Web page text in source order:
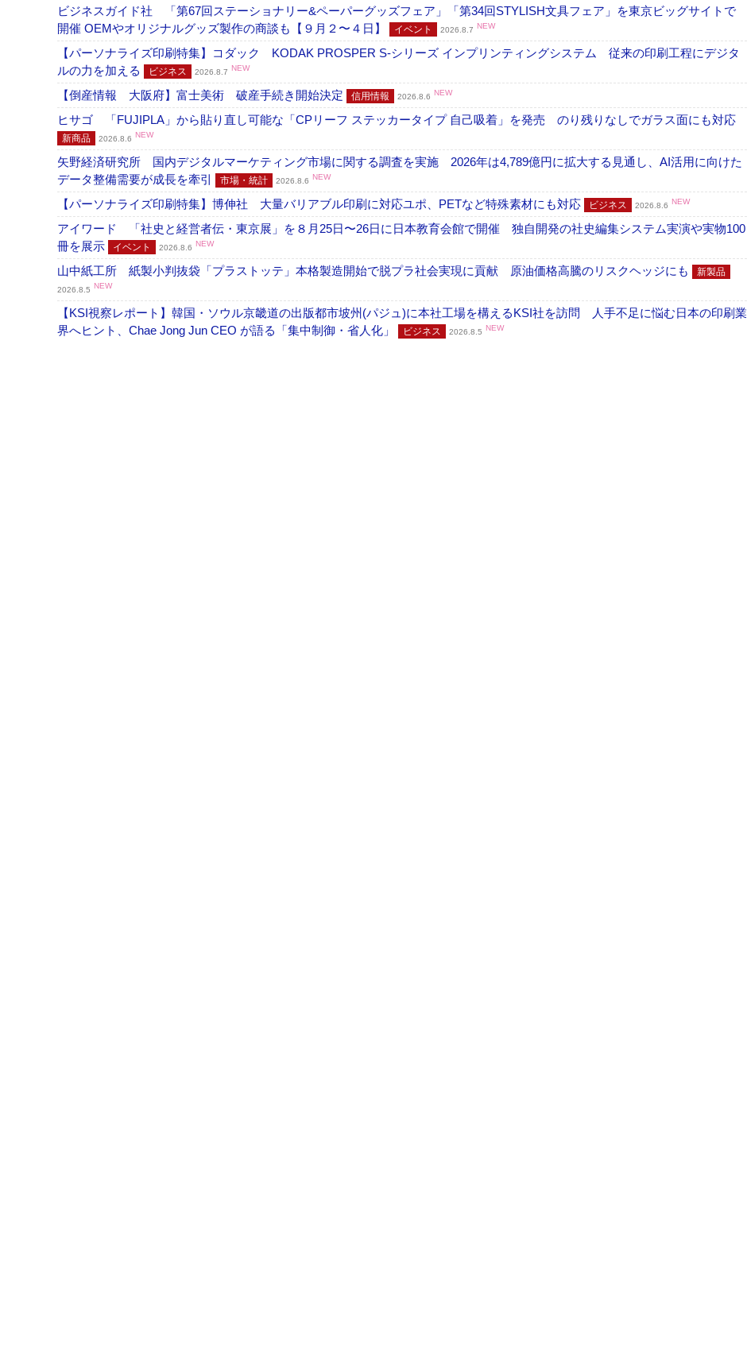
ビジネスガイド社 「第67回ステーショナリー&ペーパーグッズフェア」「第34回STYLISH文具フェア」を東京ビッグサイトで
開催 OEMやオリジナルグッズ製作の商談も【９月２〜４日】
イベント 2026.8.7 NEW
【パーソナライズ印刷特集】コダック KODAK PROSPER S-シリーズ インプリンティングシステム 従来の印刷工程にデジタ
ルの力を加える
ビジネス 2026.8.7 NEW
【倒産情報 大阪府】富士美術 破産手続き開始決定 信用情報 2026.8.6 NEW
ヒサゴ 「FUJIPLA」から貼り直し可能な「CPリーフ ステッカータイプ 自己吸着」を発売 のり残りなしでガラス面にも対応
新商品 2026.8.6 NEW
矢野経済研究所 国内デジタルマーケティング市場に関する調査を実施 2026年は4,789億円に拡大する見通し、AI活用に向けた
データ整備需要が成長を牽引
市場・統計 2026.8.6 NEW
【パーソナライズ印刷特集】博伸社 大量バリアブル印刷に対応ユポ、PETなど特殊素材にも対応 ビジネス 2026.8.6 NEW
アイワード 「社史と経営者伝・東京展」を８月25日〜26日に日本教育会館で開催 独自開発の社史編集システム実演や実物100
冊を展示
イベント 2026.8.6 NEW
山中紙工所 紙製小判抜袋「プラストッテ」本格製造開始で脱プラ社会実現に貢献 原油価格高騰のリスクヘッジにも 新製品
2026.8.5 NEW
【KSI視察レポート】韓国・ソウル京畿道の出版都市坡州(パジュ)に本社工場を構えるKSI社を訪問 人手不足に悩む日本の印刷業
界へヒント、Chae Jong Jun CEO が語る「集中制御・省人化」
ビジネス 2026.8.5 NEW